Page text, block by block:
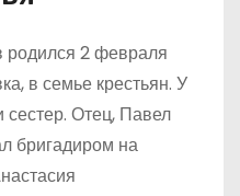
2 февраля
в семье крестьян. У
сестер. Отец, Павел
бригадиром на